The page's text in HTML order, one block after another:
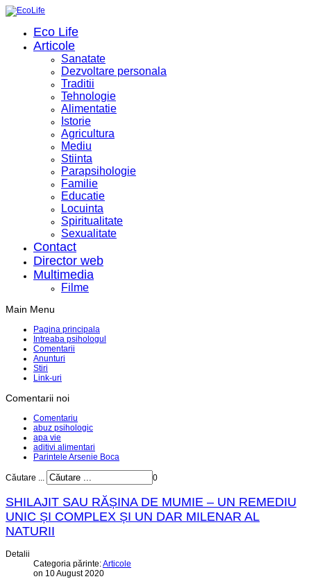
Eco Life
Articole
Sanatate
Dezvoltare personala
Traditii
Tehnologie
Alimentatie
Istorie
Agricultura
Mediu
Stiinta
Parapsihologie
Familie
Educatie
Locuinta
Spiritualitate
Sexualitate
Contact
Director web
Multimedia
Filme
Main Menu
Pagina principala
Intreaba psihologul
Comentarii
Anunturi
Stiri
Link-uri
Comentarii noi
Comentariu
abuz psihologic
apa vie
aditivi alimentari
Parintele Arsenie Boca
Căutare ... 0
SHILAJIT SAU RĂȘINA DE MUMIE – UN REMEDIU
UNIC ȘI COMPLEX ȘI UN DAR MILENAR AL
NATURII
Detalii
Categoria părinte:Articole
on 10 August 2020